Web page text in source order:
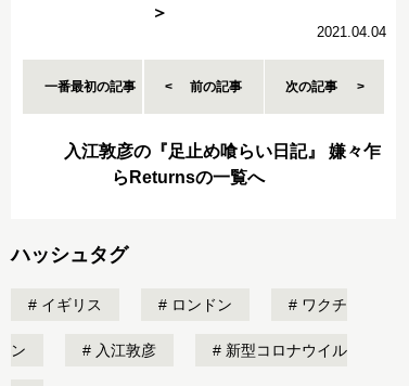
＞
2021.04.04
一番最初の記事 前の記事 次の記事
入江敦彦の『足止め喰らい日記』 嫌々乍
らReturnsの一覧へ
ハッシュタグ
イギリス ロンドン ワクチ
ン 入江敦彦 新型コロナウイル